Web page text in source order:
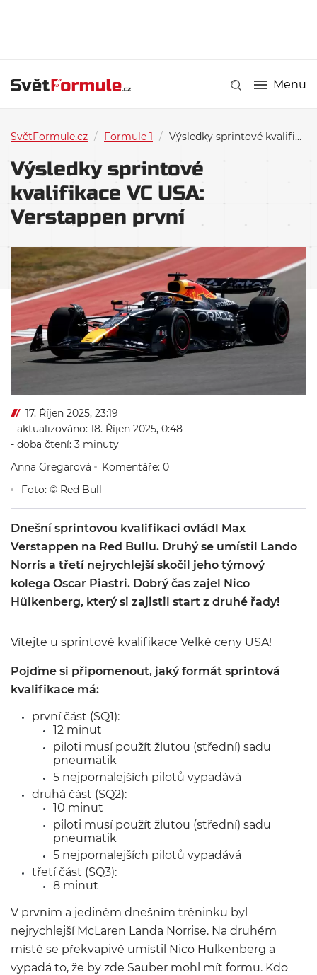
Menu
SvětFormule.cz / Formule 1 / Výsledky sprintové kvalifikace VC USA: Verstappen první
Výsledky sprintové
kvalifikace VC USA:
Verstappen první
17. Říjen 2025, 23:19
- aktualizováno: 18. Říjen 2025, 0:48
- doba čtení: 3 minuty
Anna Gregarová
Komentáře: 0
Foto: © Red Bull
Dnešní sprintovou kvalifikaci ovládl Max
Verstappen na Red Bullu. Druhý se umístil Lando
Norris a třetí nejrychlejší skočil jeho týmový
kolega Oscar Piastri. Dobrý čas zajel Nico
Hülkenberg, který si zajistil start z druhé řady!
Vítejte u sprintové kvalifikace Velké ceny USA!
Pojďme si připomenout, jaký formát sprintová
kvalifikace má:
první část (SQ1):
12 minut
piloti musí použít žlutou (střední) sadu
pneumatik
5 nejpomalejších pilotů vypadává
druhá část (SQ2):
10 minut
piloti musí použít žlutou (střední) sadu
pneumatik
5 nejpomalejších pilotů vypadává
třetí část (SQ3):
8 minut
V prvním a jediném dnešním tréninku byl
nejrychlejší McLaren Landa Norrise. Na druhém
místě se překvapivě umístil Nico Hülkenberg a
vypadá to, že by zde Sauber mohl mít formu. Kdo